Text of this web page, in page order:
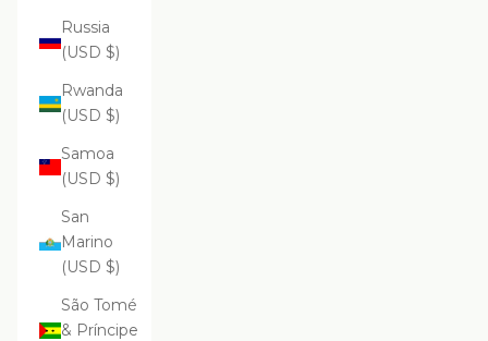
Russia
(USD $)
Rwanda
(USD $)
Samoa
(USD $)
San
Marino
(USD $)
São Tomé
& Príncipe